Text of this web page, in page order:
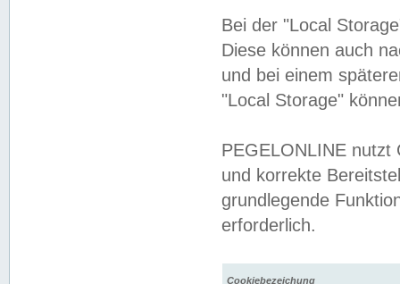
Bei der "Local
Diese können auch
und bei einem
"Local Storage"
PEGELONLINE nutzt
und korrekte
grundlegende
erforderlich.
Cookiebezeichung